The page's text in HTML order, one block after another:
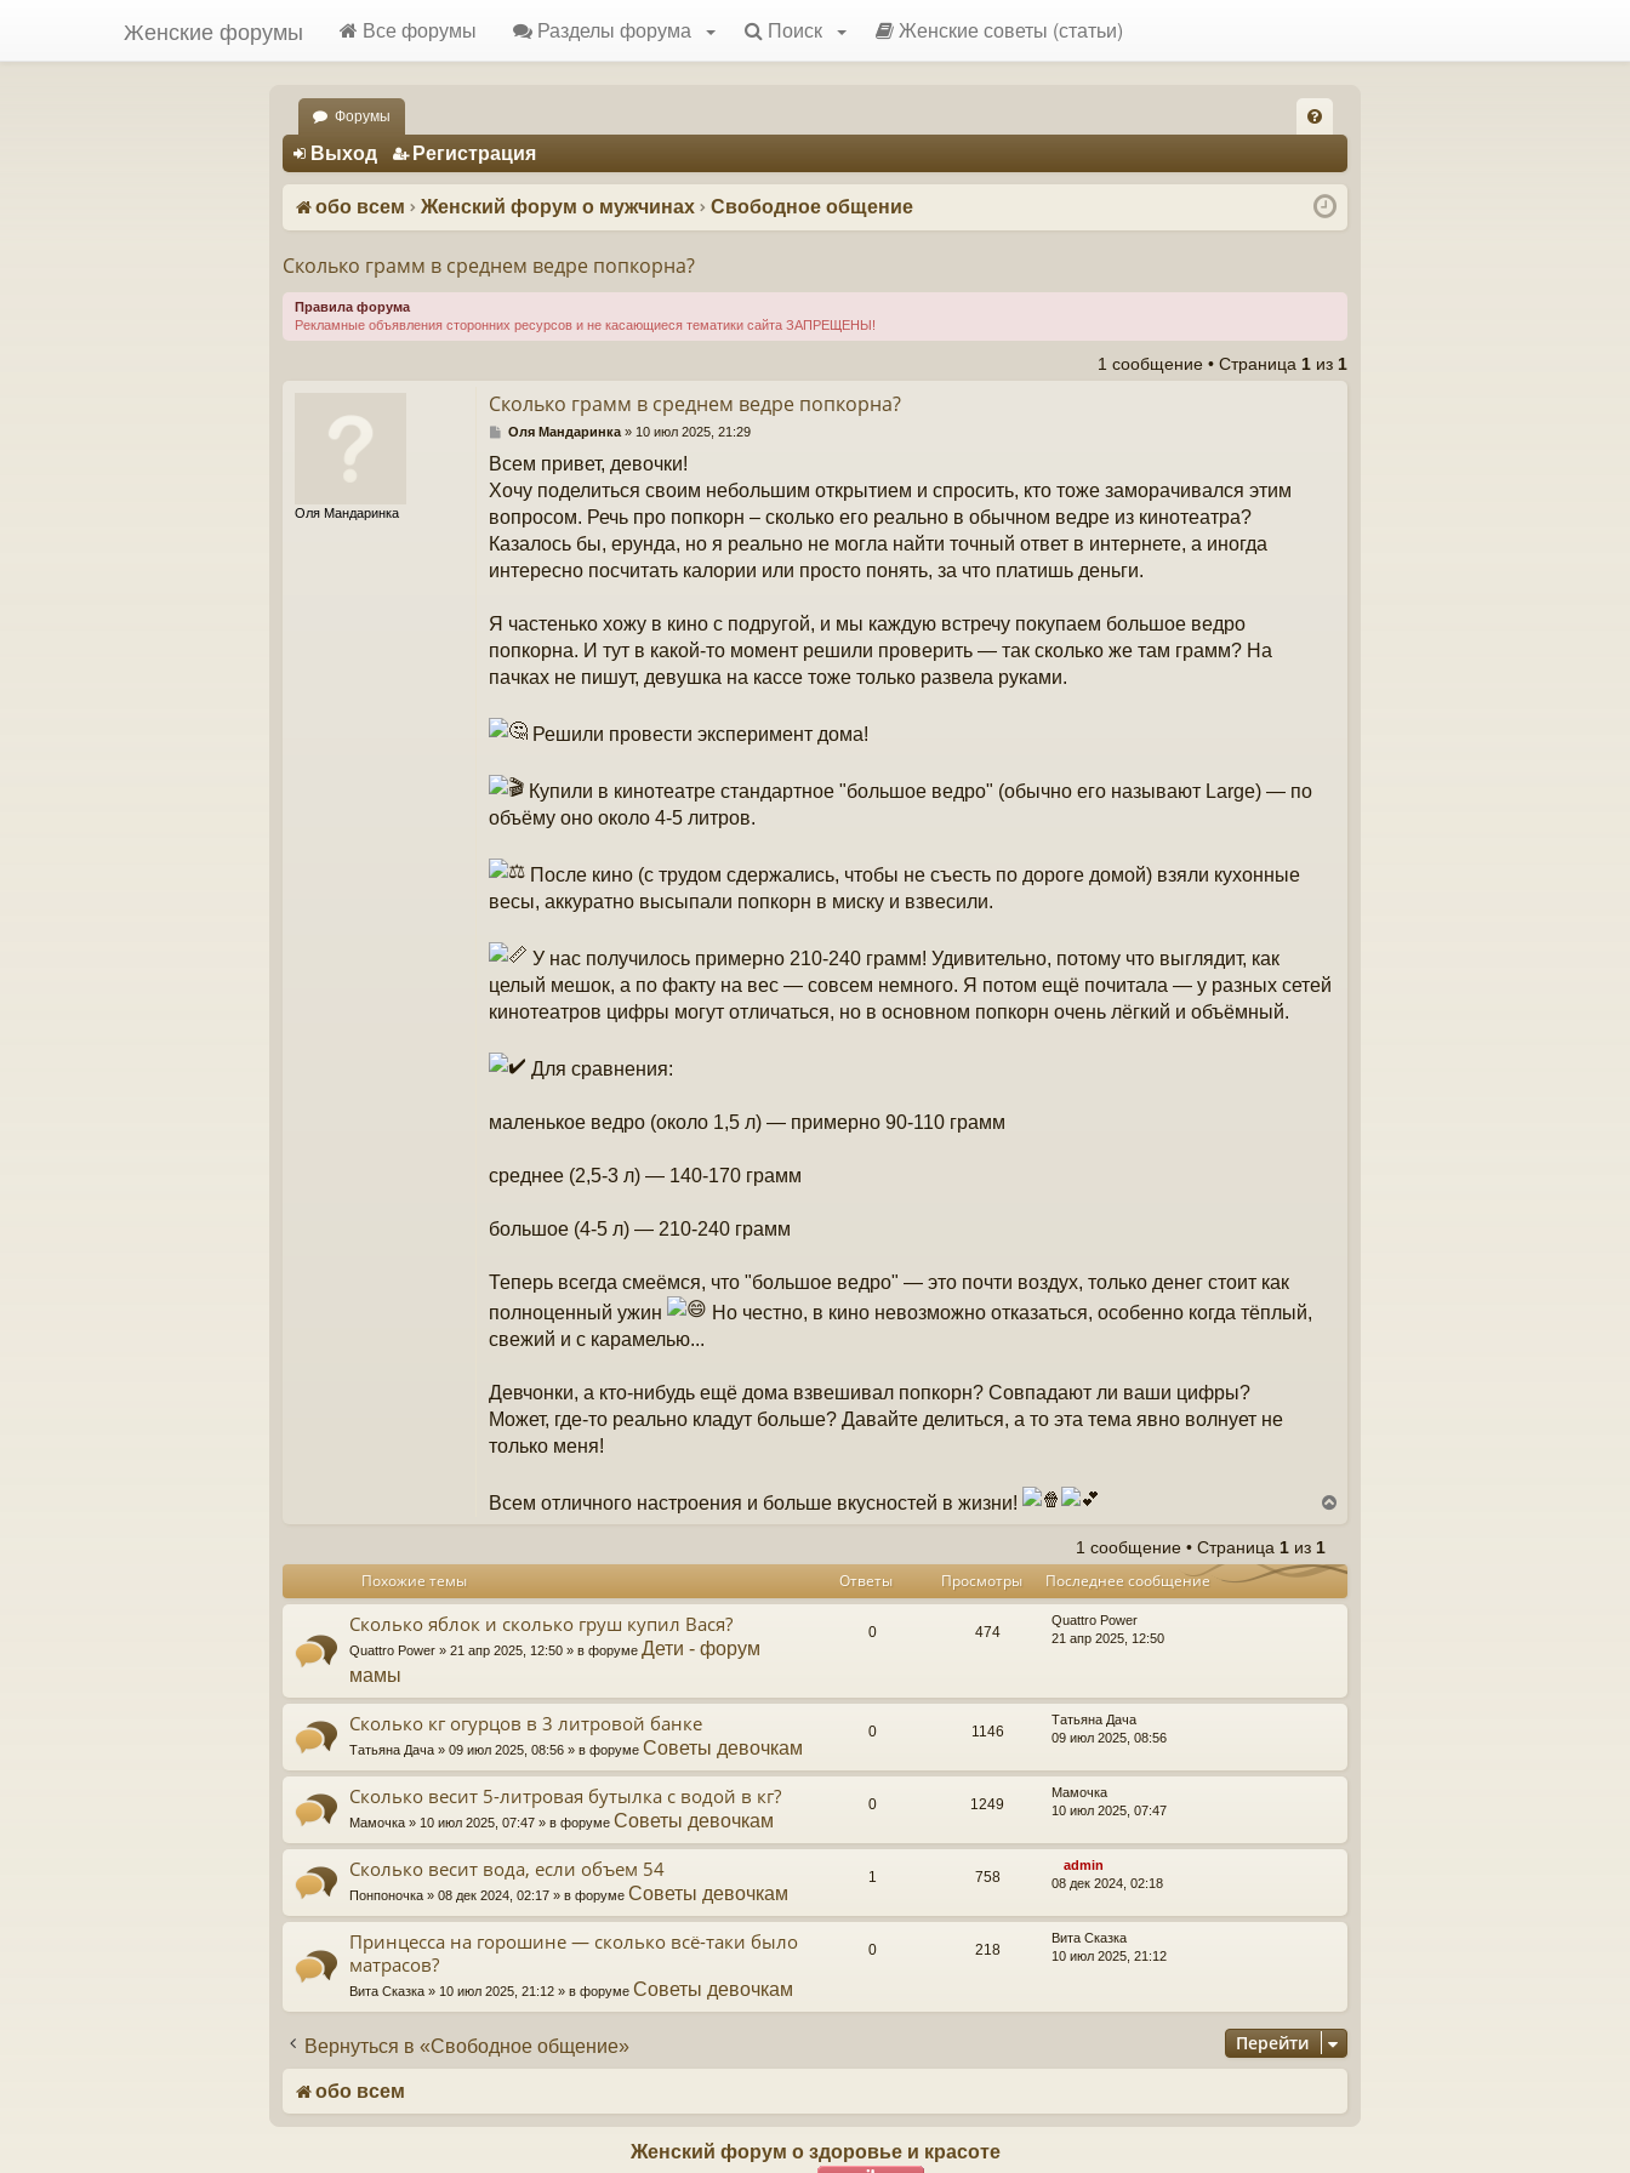
Женские форумы Все форумы Разделы форума Поиск Женские советы (статьи)
Регистрация
Форумы
Q
Выход Регистрация
обо всем Женский форум о мужчинах Свободное общение
Сколько грамм в среднем ведре попкорна?
Правила форума
Рекламные объявления сторонних ресурсов и не касающиеся тематики сайта ЗАПРЕЩЕНЫ!
1 сообщение • Страница 1 из 1
Оля Мандаринка
Сколько грамм в среднем ведре попкорна?
С
о
б
е
н
е
Оля Мандаринка» 10 июл 2025, 21:29
Всем привет, девочки!
Хочу поделиться своим небольшим открытием и спросить, кто тоже заморачивался этим
вопросом. Речь про попкорн – сколько его реально в обычном ведре из кинотеатра?
Казалось бы, ерунда, но я реально не могла найти точный ответ в интернете, а иногда
интересно посчитать калории или просто понять, за что платишь деньги.
Я частенько хожу в кино с подругой, и мы каждую встречу покупаем большое ведро
попкорна. И тут в какой-то момент решили проверить — так сколько же там грамм? На
пачках не пишут, девушка на кассе тоже только развела руками.
Решили провести эксперимент дома!
Купили в кинотеатре стандартное "большое ведро" (обычно его называют Large) — по
объёму оно около 4-5 литров.
После кино (с трудом сдержались, чтобы не съесть по дороге домой) взяли кухонные
весы, аккуратно высыпали попкорн в миску и взвесили.
У нас получилось примерно 210-240 грамм! Удивительно, потому что выглядит, как
целый мешок, а по факту на вес — совсем немного. Я потом ещё почитала — у разных сетей
кинотеатров цифры могут отличаться, но в основном попкорн очень лёгкий и объёмный.
Для сравнения:
маленькое ведро (около 1,5 л) — примерно 90-110 грамм
среднее (2,5-3 л) — 140-170 грамм
большое (4-5 л) — 210-240 грамм
Теперь всегда смеёмся, что "большое ведро" — это почти воздух, только денег стоит как
полноценный ужин
Но честно, в кино невозможно отказаться, особенно когда тёплый,
свежий и с карамелью...
Девчонки, а кто-нибудь ещё дома взвешивал попкорн? Совпадают ли ваши цифры?
Может, где-то реально кладут больше? Давайте делиться, а то эта тема явно волнует не
только меня!
Всем отличного настроения и больше вкусностей в жизни!
н
у
т
н
л
1 сообщение • Страница 1 из 1
Похожие темы Ответы Просмотры Последнее сообщение
Сколько яблок и сколько груш купил Вася?
Quattro Power » 21 апр 2025, 12:50 » в форуме Дети - форум
мамы
0 474
Quattro Power
21 апр 2025, 12:50
Сколько кг огурцов в 3 литровой банке
Татьяна Дача » 09 июл 2025, 08:56 » в форуме Советы девочкам
0 1146
Татьяна Дача
09 июл 2025, 08:56
Сколько весит 5-литровая бутылка с водой в кг?
Мамочка » 10 июл 2025, 07:47 » в форуме Советы девочкам
0 1249
Мамочка
10 июл 2025, 07:47
Сколько весит вода, если объем 54
Понпоночка » 08 дек 2024, 02:17 » в форуме Советы девочкам
1 758
admin
08 дек 2024, 02:18
Принцесса на горошине — сколько всё-таки было
матрасов?
Вита Сказка » 10 июл 2025, 21:12 » в форуме Советы девочкам
0 218
Вита Сказка
10 июл 2025, 21:12
Вернуться в «Свободное общение» Перейти
обо всем
Женский форум о здоровье и красоте